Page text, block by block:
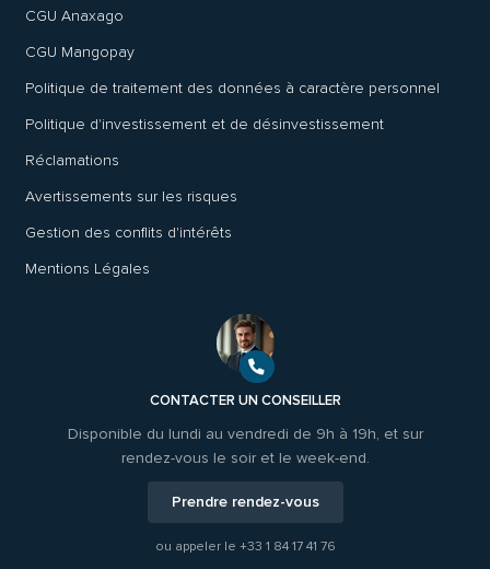
CGU Anaxago
CGU Mangopay
Politique de traitement des données à caractère personnel
Politique d'investissement et de désinvestissement
Réclamations
Avertissements sur les risques
Gestion des conflits d'intérêts
Mentions Légales
CONTACTER UN CONSEILLER
Disponible du lundi au vendredi de 9h à 19h, et sur
rendez-vous le soir et le week-end.
Prendre rendez-vous
ou appeler le +33 1 84 17 41 76